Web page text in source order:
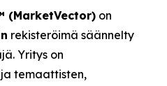
(MarketVector) on
rekisteröimä säännelty
Yritys on
temaattisten,